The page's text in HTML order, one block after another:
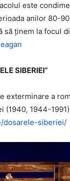
este
anilor 80-
ţinem la focul
SIBERIEI”
exterminare a
(1940, 1944-
dosarele-siberiei/